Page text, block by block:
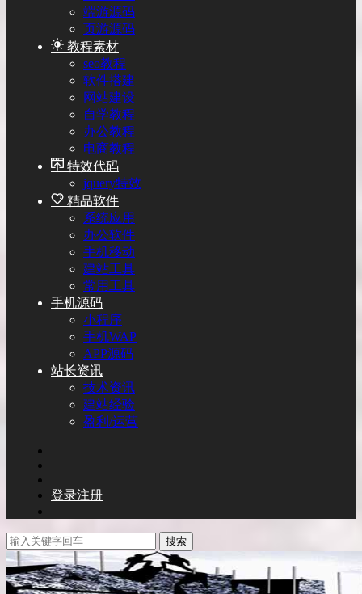
端游源码
页游源码
教程素材
seo教程
软件搭建
网站建设
自学教程
办公教程
电商教程
特效代码
jquery特效
精品软件
系统应用
办公软件
手机移动
建站工具
常用工具
手机源码
小程序
手机WAP
APP源码
站长资讯
技术资讯
建站经验
盈利/运营
登录注册
搜索